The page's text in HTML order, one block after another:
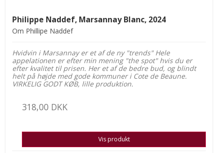
Philippe Naddef, Marsannay Blanc, 2024
Om Phillipe Naddef
Hvidvin i Marsannay er et af de ny "trends" Hele
appelationen er efter min mening "the spot" hvis du er
efter kvalitet til prisen. Her et af de bedre bud, og blindt
helt på højde med gode kommuner i Cote de Beaune.
VIRKELIG GODT KØB, lille produktion.
318,00 DKK
Vis produkt